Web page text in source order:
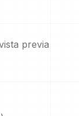
previa